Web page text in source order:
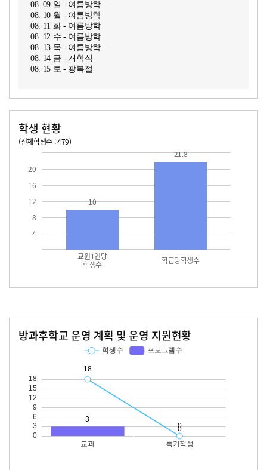
08. 09 일 - 여름방학
08. 10 월 - 여름방학
08. 11 화 - 여름방학
08. 12 수 - 여름방학
08. 13 목 - 여름방학
08. 14 금 - 개학식
08. 15 토 - 광복절
학생 현황
(전체학생수 : 479)
4
8
12
16
20
교원1인당
학생수 학급당학생수
10
21.8
방과후학교 운영 계획 및 운영 지원현황